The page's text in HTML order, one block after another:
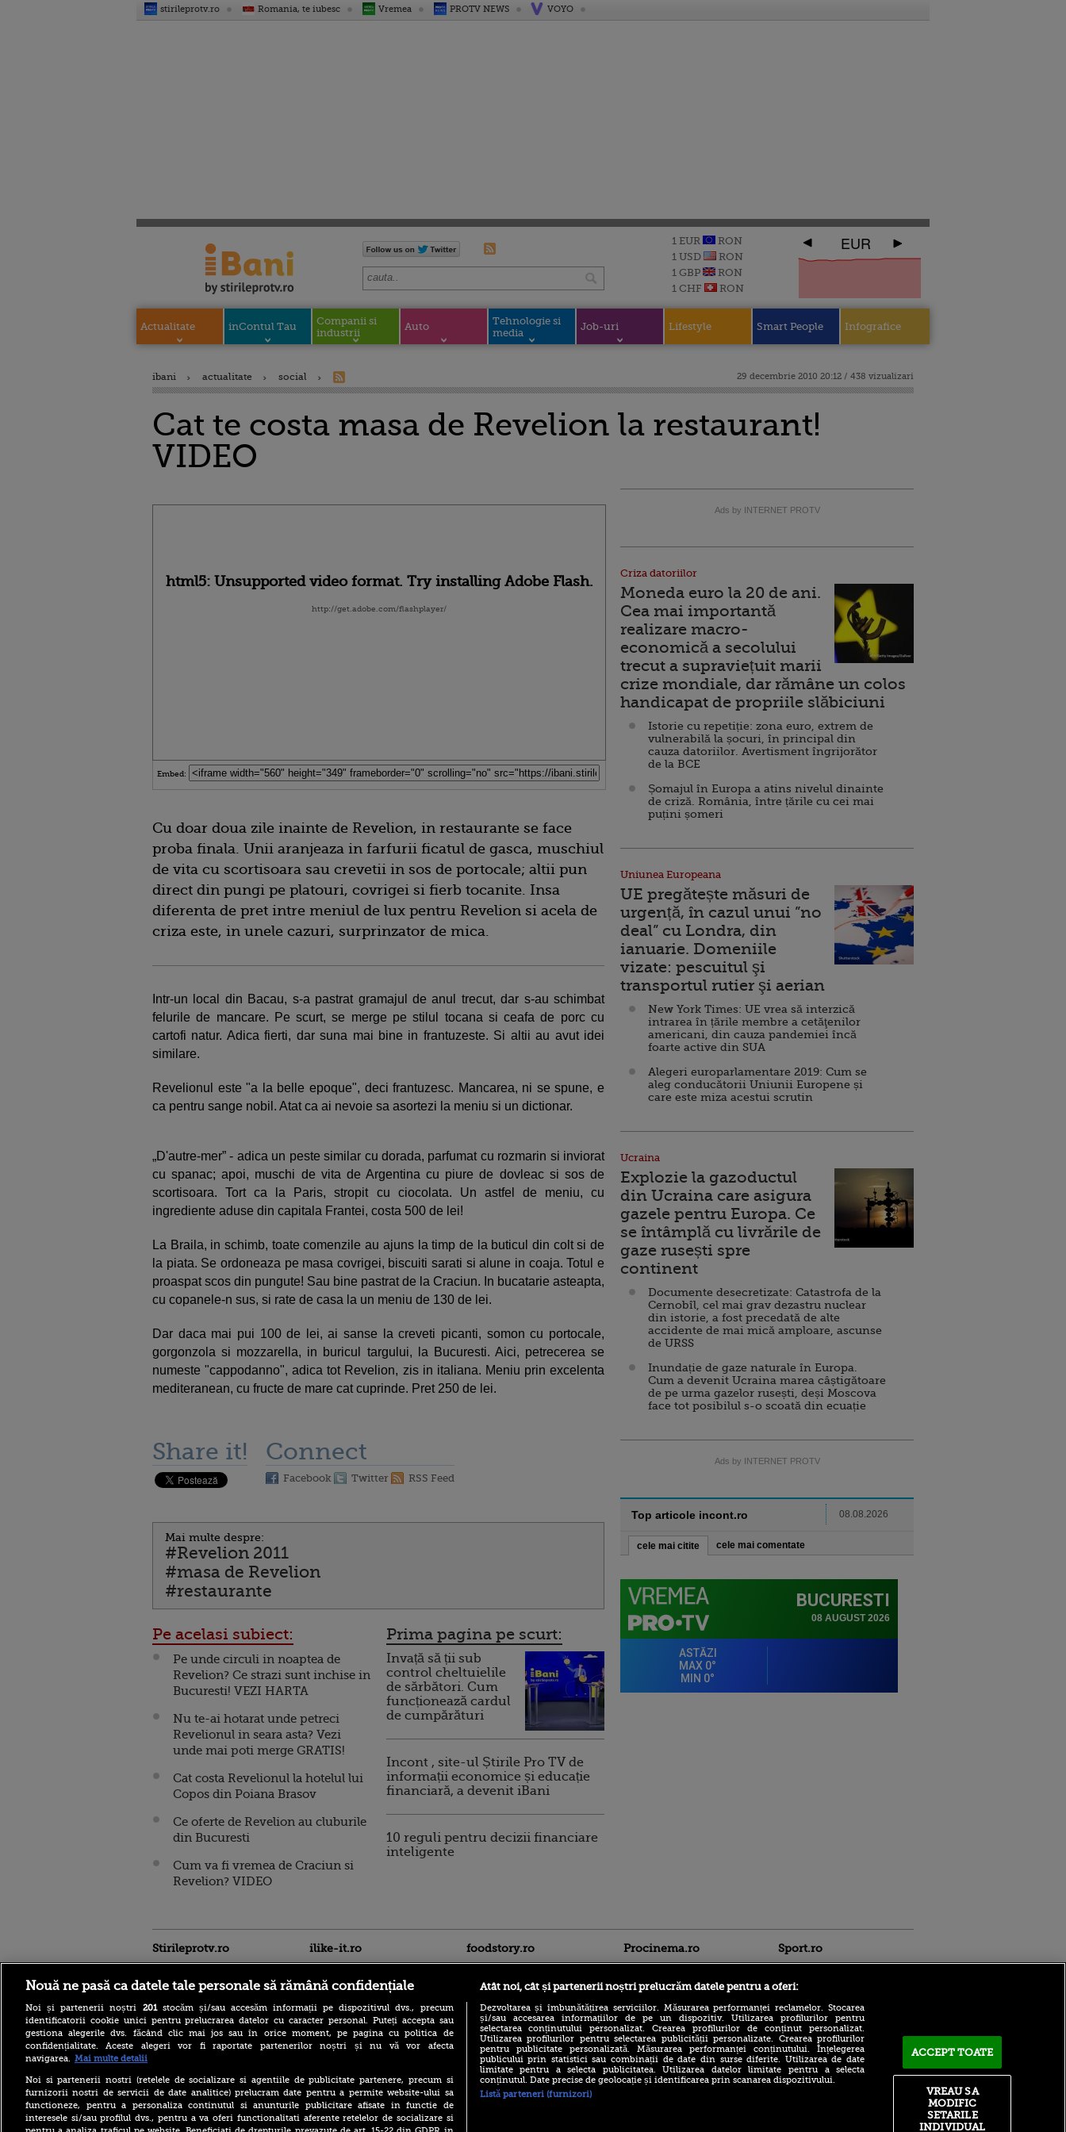
stirileprotv.ro Romania, te iubesc Vremea PROTV NEWS VOYO
1 EUR
RON
1 USD
RON
1 GBP
RON
1 CHF
RON
EUR
Actualitate inContul Tau
Companii si
industrii
Auto
Tehnologie si
media
Job-uri Lifestyle Smart People Infografice
ibani actualitate social 29 decembrie 2010 20:12 / 438 vizualizari
Cat te costa masa de Revelion la restaurant!
VIDEO
html5: Unsupported video format. Try installing Adobe Flash.
http://get.adobe.com/flashplayer/
Embed:
Cu doar doua zile inainte de Revelion, in restaurante se face
proba finala. Unii aranjeaza in farfurii ficatul de gasca, muschiul
de vita cu scortisoara sau crevetii in sos de portocale; altii pun
direct din pungi pe platouri, covrigei si fierb tocanite. Insa
diferenta de pret intre meniul de lux pentru Revelion si acela de
criza este, in unele cazuri, surprinzator de mica.
Intr-un local din Bacau, s-a pastrat gramajul de anul trecut, dar s-au schimbat
felurile de mancare. Pe scurt, se merge pe stilul tocana si ceafa de porc cu
cartofi natur. Adica fierti, dar suna mai bine in frantuzeste. Si altii au avut idei
similare.
Revelionul este "a la belle epoque", deci frantuzesc. Mancarea, ni se spune, e
ca pentru sange nobil. Atat ca ai nevoie sa asortezi la meniu si un dictionar.
D'autre-mer” - adica un peste similar cu dorada, parfumat cu rozmarin si inviorat
cu spanac; apoi, muschi de vita de Argentina cu piure de dovleac si sos de
scortisoara. Tort ca la Paris, stropit cu ciocolata. Un astfel de meniu, cu
ingrediente aduse din capitala Frantei, costa 500 de lei!
La Braila, in schimb, toate comenzile au ajuns la timp de la buticul din colt si de
la piata. Se ordoneaza pe masa covrigei, biscuiti sarati si alune in coaja. Totul e
proaspat scos din pungute! Sau bine pastrat de la Craciun. In bucatarie asteapta,
cu copanele-n sus, si rate de casa la un meniu de 130 de lei.
Dar daca mai pui 100 de lei, ai sanse la creveti picanti, somon cu portocale,
gorgonzola si mozzarella, in buricul targului, la Bucuresti. Aici, petrecerea se
numeste "cappodanno", adica tot Revelion, zis in italiana. Meniu prin excelenta
mediteranean, cu fructe de mare cat cuprinde. Pret 250 de lei.
Share it! Connect
Facebook Twitter RSS Feed
Mai multe despre:
#Revelion 2011
#masa de Revelion
#restaurante
Pe acelasi subiect:
Pe unde circuli in noaptea de
Revelion? Ce strazi sunt inchise in
Bucuresti! VEZI HARTA
Nu te-ai hotarat unde petreci
Revelionul in seara asta? Vezi
unde mai poti merge GRATIS!
Cat costa Revelionul la hotelul lui
Copos din Poiana Brasov
Ce oferte de Revelion au cluburile
din Bucuresti
Cum va fi vremea de Craciun si
Revelion? VIDEO
Prima pagina pe scurt:
Invață să ții sub
control cheltuielile
de sărbători. Cum
funcționează cardul
de cumpărături
Incont , site-ul Știrile Pro TV de
informații economice și educație
financiară, a devenit iBani
10 reguli pentru decizii financiare
inteligente
Ads by INTERNET PROTV
Criza datoriilor
Moneda euro la 20 de ani.
Cea mai importantă
realizare macro-
economică a secolului
trecut a supraviețuit marii
crize mondiale, dar rămâne un colos
handicapat de propriile slăbiciuni
Istorie cu repetiție: zona euro, extrem de
vulnerabilă la șocuri, în principal din
cauza datoriilor. Avertisment îngrijorător
de la BCE
Șomajul în Europa a atins nivelul dinainte
de criză. România, între țările cu cei mai
puțini șomeri
Uniunea Europeana
UE pregătește măsuri de
urgență, în cazul unui ”no
deal” cu Londra, din
ianuarie. Domeniile
vizate: pescuitul şi
transportul rutier şi aerian
New York Times: UE vrea să interzică
intrarea în țările membre a cetăţenilor
americani, din cauza pandemiei încă
foarte active din SUA
Alegeri europarlamentare 2019: Cum se
aleg conducătorii Uniunii Europene și
care este miza acestui scrutin
Ucraina
Explozie la gazoductul
din Ucraina care asigura
gazele pentru Europa. Ce
se întâmplă cu livrările de
gaze rusești spre
continent
Documente desecretizate: Catastrofa de la
Cernobîl, cel mai grav dezastru nuclear
din istorie, a fost precedată de alte
accidente de mai mică amploare, ascunse
de URSS
Inundație de gaze naturale în Europa.
Cum a devenit Ucraina marea câștigătoare
de pe urma gazelor rusești, deși Moscova
face tot posibilul s-o scoată din ecuație
Ads by INTERNET PROTV
Top articole incont.ro 08.08.2026
cele mai citite cele mai comentate
Stirileprotv.ro
Caraș-Severin. O mașină și
un TIR au luat foc după
impact
Todd Blanche noul șef al
ilike-it.ro foodstory.ro
(P) Descoperă Lumea
Evenimentelor din România
cu Transilvania Events!
Procinema.ro
Nikolaj Coster-Waldau din
Urzeala Tronurilor și
Sport.ro
Ferencvaros - Real Madrid,
LIVE pe VOYO Sport 1, de la
20:00: test important pentru
echipa lui Jose Mourinho
Nouă ne pasă ca datele tale personale să rămână confidențiale
Noi și partenerii noștri 201stocăm și/sau accesăm informații pe dispozitivul dvs., precum
identificatorii cookie unici pentru prelucrarea datelor cu caracter personal. Puteți accepta sau
gestiona alegerile dvs. făcând clic mai jos sau în orice moment, pe pagina cu politica de
confidențialitate. Aceste alegeri vor fi raportate partenerilor noștri și nu vă vor afecta
navigarea. Mai multe detalii
Noi si partenerii nostri (retelele de socializare si agentiile de publicitate partenere, precum si
furnizorii nostri de servicii de date analitice) prelucram date pentru a permite website-ului sa
functioneze, pentru a personaliza continutul si anunturile publicitare afisate in functie de
interesele si/sau profilul dvs., pentru a va oferi functionalitati aferente retelelor de socializare si
Atât noi, cât și partenerii noștri prelucrăm datele pentru a oferi:
Dezvoltarea și îmbunătățirea serviciilor. Măsurarea performanței reclamelor. Stocarea
și/sau accesarea informațiilor de pe un dispozitiv. Utilizarea profilurilor pentru
selectarea conținutului personalizat. Crearea profilurilor de conținut personalizat.
Utilizarea profilurilor pentru selectarea publicității personalizate. Crearea profilurilor
pentru publicitate personalizată. Măsurarea performanței conținutului. Înțelegerea
publicului prin statistici sau combinații de date din surse diferite. Utilizarea de date
limitate pentru a selecta publicitatea. Utilizarea datelor limitate pentru a selecta
conținutul. Date precise de geolocație și identificarea prin scanarea dispozitivului.
Listă parteneri (furnizori)
ACCEPT TOATE
VREAU SA
MODIFIC
SETARILE
INDIVIDUAL